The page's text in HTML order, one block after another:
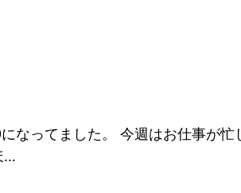
なってました。 今週はお仕事が忙
…